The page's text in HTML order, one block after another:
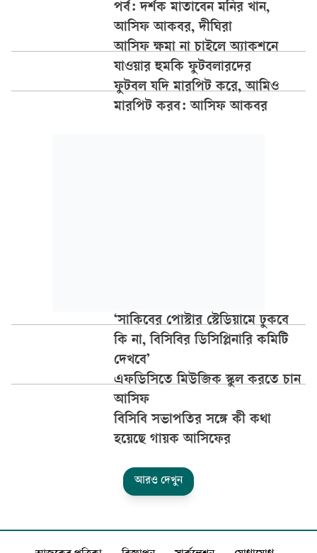
পর্ব: দর্শক মাতাবেন মনির খান,
আসিফ আকবর, দীঘিরা
আসিফ ক্ষমা না চাইলে অ্যাকশনে
যাওয়ার হুমকি ফুটবলারদের
ফুটবল যদি মারপিট করে, আমিও
মারপিট করব: আসিফ আকবর
‘সাকিবের পোস্টার স্টেডিয়ামে ঢুকবে
কি না, বিসিবির ডিসিপ্লিনারি কমিটি
দেখবে’
এফডিসিতে মিউজিক স্কুল করতে চান
আসিফ
বিসিবি সভাপতির সঙ্গে কী কথা
হয়েছে গায়ক আসিফের
আরও দেখুন